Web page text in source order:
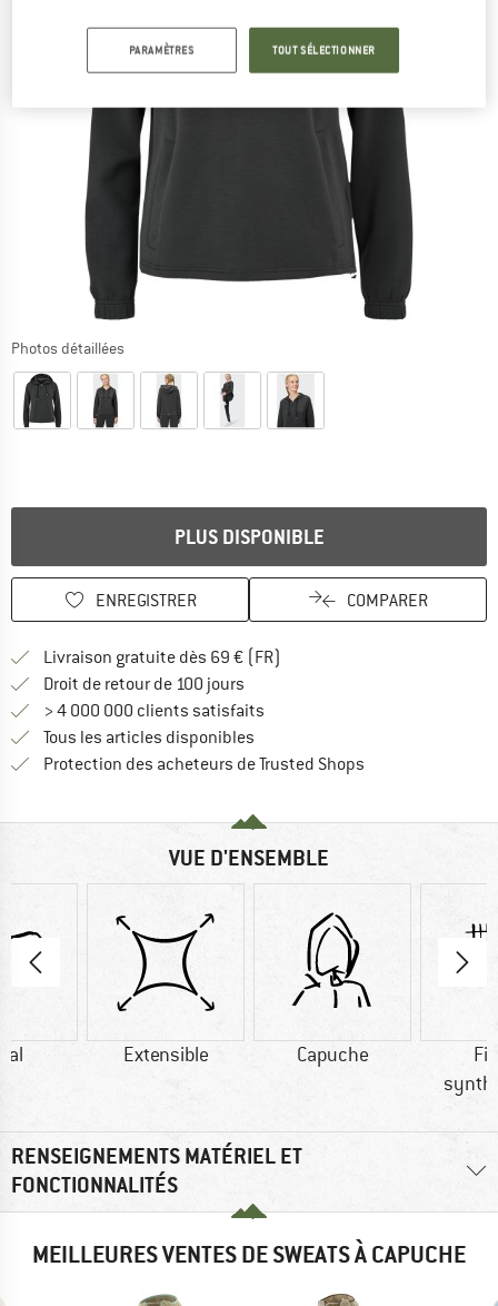
Photos détaillées
PLUS DISPONIBLE
ENREGISTRER COMPARER
Livraison gratuite dès 69 € (FR)
Droit de retour de 100 jours
> 4 000 000 clients satisfaits
Tous les articles disponibles
Protection des acheteurs de Trusted Shops
VUE D'ENSEMBLE
Extensible Capuche
RENSEIGNEMENTS MATÉRIEL ET
FONCTIONNALITÉS
MEILLEURES VENTES DE SWEATS À CAPUCHE
PARAMÈTRES TOUT SÉLECTIONNER